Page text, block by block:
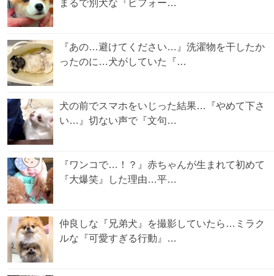
まるで別犬な『ビフォー…
『あの…避けてください…』洗濯物を干したか
ったのに…犬がしていた『…
犬の前でスマホをいじった結果…『やめて下さ
い…』切ない声で『文句…
『ワンコで…！？』赤ちゃんが生まれて初めて
『大爆笑』した理由…平…
仲良しな『兄弟犬』を撮影していたら…ミラク
ルな『可愛すぎる行動』…